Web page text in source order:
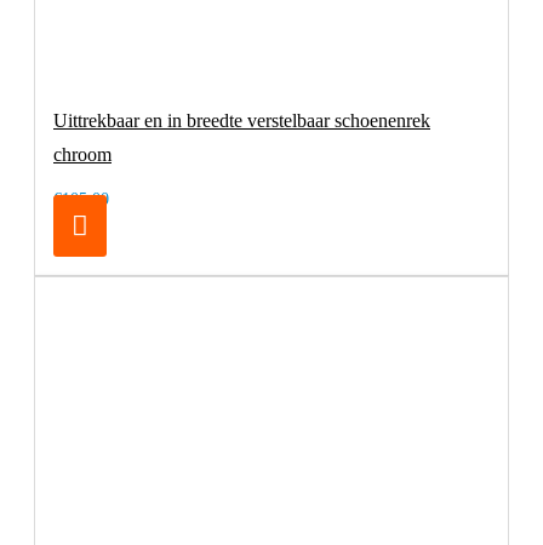
Uittrekbaar en in breedte verstelbaar schoenenrek
chroom
€105,00